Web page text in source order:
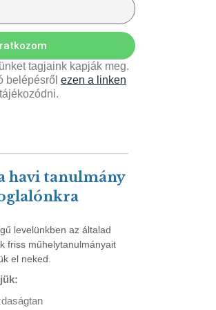
tagjaink kapják meg.
belépésről ezen a linken
havi tanulmány
levelünkben az általad
friss műhelytanulmányait
el neked.